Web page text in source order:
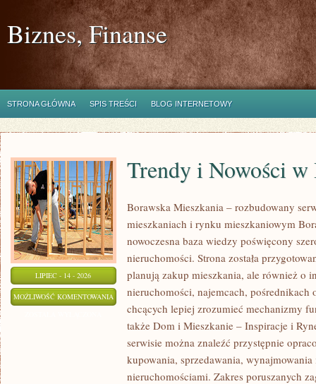
Biznes, Finanse
STRONA GŁÓWNA SPIS TREŚCI BLOG INTERNETOWY
LIPIEC - 14 - 2026
MOŻLIWOŚĆ KOMENTOWANIA TRENDY
NOWOŚCI
BRANŻY
Trendy i Nowości w
Borawska Mieszkania – rozbudowany
mieszkaniach i rynku mieszkaniowym
nowoczesna baza wiedzy poświęcony
nieruchomości. Strona została
planują zakup mieszkania, ale również o
nieruchomości, najemcach,
chcących lepiej zrozumieć mechanizmy
także Dom i Mieszkanie – Inspiracje i
serwisie można znaleźć przystępnie
kupowania, sprzedawania, wynajmowania
nieruchomościami. Zakres poruszanych